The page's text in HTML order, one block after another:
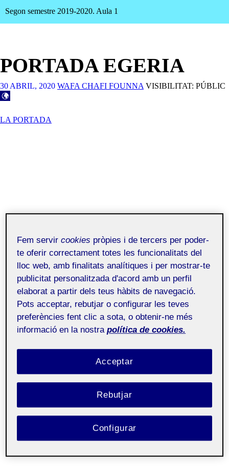
Segon semestre 2019-2020. Aula 1
PORTADA EGERIA
30 ABRIL, 2020 WAFA CHAFI FOUNNA VISIBILITAT: PÚBLIC
LA PORTADA
Fem servircookies pròpies i de tercers per poder-
te oferir correctament totes les funcionalitats del
lloc web, amb finalitats analítiques i per mostrar-te
publicitat personalitzada d'acord amb un perfil
elaborat a partir dels teus hàbits de navegació.
Pots acceptar, rebutjar o configurar les teves
preferències fent clic a sota, o obtenir-ne més
informació en la nostra política de cookies.
Rebutjar
Acceptar
Configurar